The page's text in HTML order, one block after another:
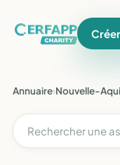
Annuaire›Nouvelle-